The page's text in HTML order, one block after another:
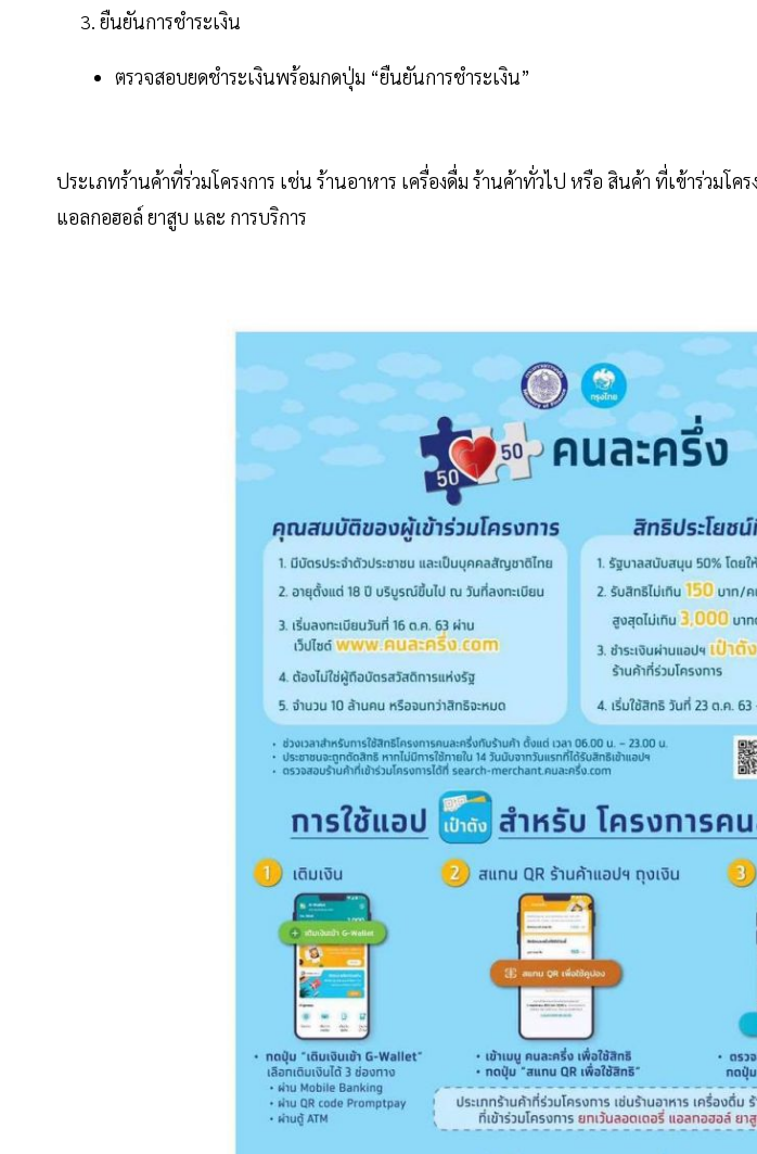
ยืนยันการชำระเงิน
ตรวจสอบยดชำระเงินพร้อมกดปุ่ม “ยืนยันการชำระเงิน”
ประเภทร้านค้าที่ร่วมโครงการ เช่น ร้านอาหาร เครื่องดื่ม ร้านค้าทั่วไป หรือ สินค้า ที่เข้าร่วมโคร
แอลกอฮอล์ ยาสูบ และ การบริการ